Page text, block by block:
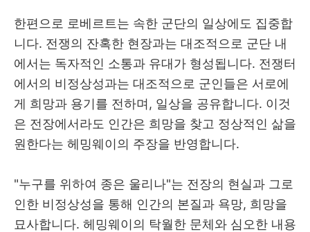
한편으로 로베르트는 속한 군단의 일상에도 집중합
니다. 전쟁의 잔혹한 현장과는 대조적으로 군단 내
에서는 독자적인 소통과 유대가 형성됩니다. 전쟁터
에서의 비정상성과는 대조적으로 군인들은 서로에
게 희망과 용기를 전하며, 일상을 공유합니다. 이것
은 전장에서라도 인간은 희망을 찾고 정상적인 삶을
원한다는 헤밍웨이의 주장을 반영합니다.
"누구를 위하여 종은 울리나"는 전장의 현실과 그로
인한 비정상성을 통해 인간의 본질과 욕망, 희망을
묘사합니다. 헤밍웨이의 탁월한 문체와 심오한 내용